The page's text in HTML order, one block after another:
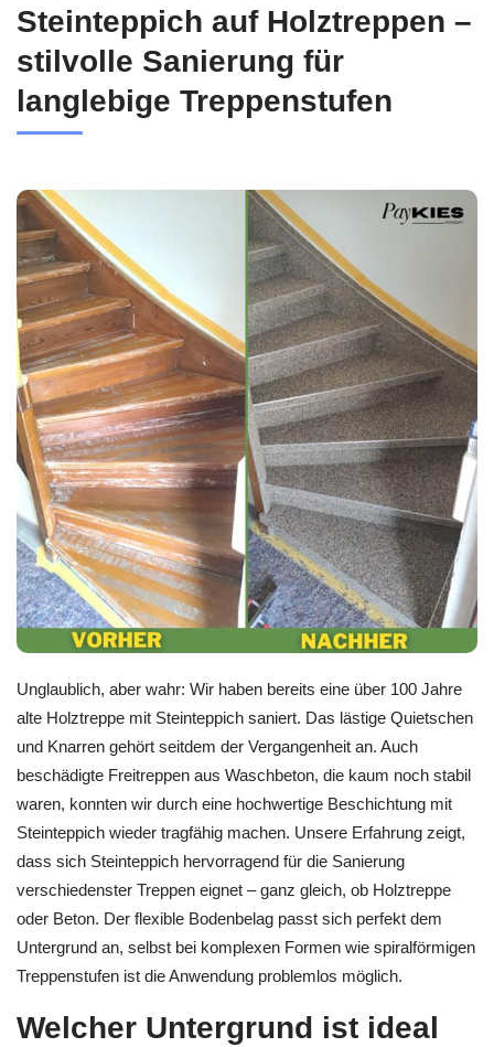
Steinteppich auf Holztreppen –
stilvolle Sanierung für
langlebige Treppenstufen
Unglaublich, aber wahr: Wir haben bereits eine über 100 Jahre
alte Holztreppe mit Steinteppich saniert. Das lästige Quietschen
und Knarren gehört seitdem der Vergangenheit an. Auch
beschädigte Freitreppen aus Waschbeton, die kaum noch stabil
waren, konnten wir durch eine hochwertige Beschichtung mit
Steinteppich wieder tragfähig machen. Unsere Erfahrung zeigt,
dass sich Steinteppich hervorragend für die Sanierung
verschiedenster Treppen eignet – ganz gleich, ob Holztreppe
oder Beton. Der flexible Bodenbelag passt sich perfekt dem
Untergrund an, selbst bei komplexen Formen wie spiralförmigen
Treppenstufen ist die Anwendung problemlos möglich.
Welcher Untergrund ist ideal